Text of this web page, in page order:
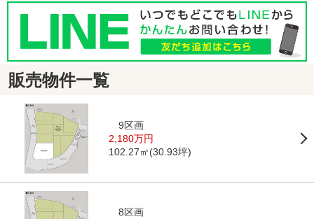
販売物件一覧
9区画
2,180万円
102.27㎡(30.93坪)
8区画